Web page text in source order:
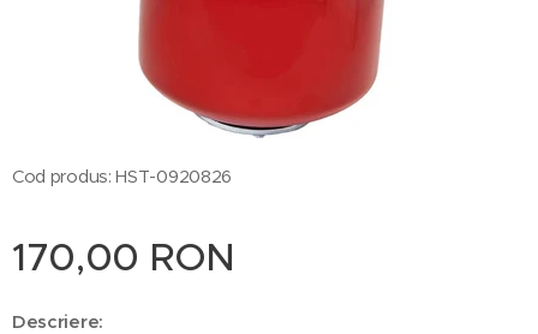
Cod produs: HST-0920826
170,00 RON
Descriere: